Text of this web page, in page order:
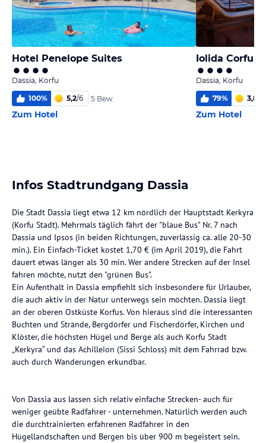
Hotel Penelope Suites
Dassia, Korfu
100% 5,2/6 5 Bew.
Zum Hotel
Iolida Corfu
Dassia, Korfu
79% 3,8
Zum Hotel
Infos Stadtrundgang Dassia
Die Stadt Dassia liegt etwa 12 km nördlich der Hauptstadt Kerkyra
(Korfu Stadt). Mehrmals täglich fährt der "blaue Bus" Nr. 7 nach
Dassia und Ipsos (in beiden Richtungen, zuverlässig ca. alle 20-30
min.). Ein Einfach-Ticket kostet 1,70 € (im April 2019), die Fahrt
dauert etwas länger als 30 min. Wer andere Strecken auf der Insel
fahren möchte, nutzt den "grünen Bus".
Ein Aufenthalt in Dassia empfiehlt sich insbesondere für Urlauber,
die auch aktiv in der Natur unterwegs sein möchten. Dassia liegt
an der oberen Ostküste Korfus. Von hieraus sind die interessanten
Buchten und Strände, Bergdörfer und Fischerdörfer, Kirchen und
Klöster, die höchsten Hügel und Berge als auch Korfu Stadt
„Kerkyra“ und das Achilleion (Sissi Schloss) mit dem Fahrrad bzw.
auch durch Wanderungen erkundbar.
Von Dassia aus lassen sich relativ einfache Strecken- auch für
weniger geübte Radfahrer - unternehmen. Natürlich werden auch
die durchtrainierten erfahrenen Radfahrer in den
Hügellandschaften und Bergen bis über 900 m begeistert sein.